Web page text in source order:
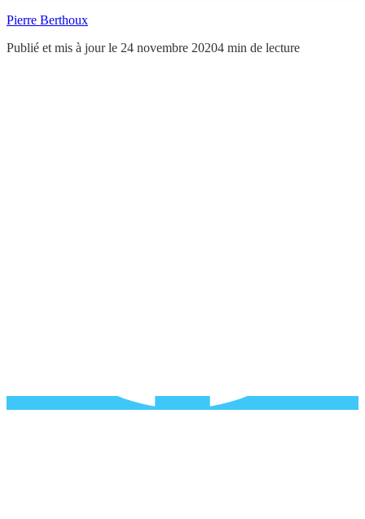
Pierre Berthoux
Publié et mis à jour le 24 novembre 20204 min de lecture